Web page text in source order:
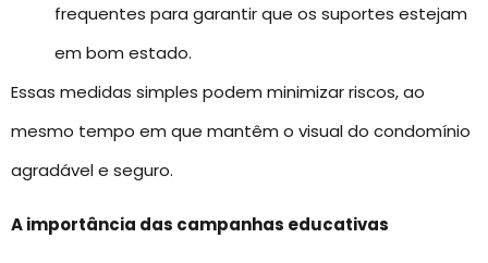
frequentes para garantir que os suportes estejam
em bom estado.
Essas medidas simples podem minimizar riscos, ao
mesmo tempo em que mantêm o visual do condomínio
agradável e seguro.
A importância das campanhas educativas